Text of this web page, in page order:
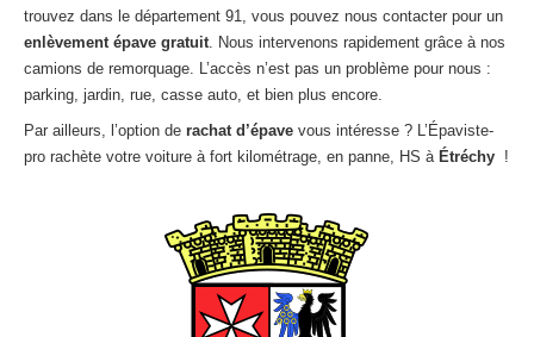
trouvez dans le département 91, vous pouvez nous contacter pour un
enlèvement épave gratuit. Nous intervenons rapidement grâce à nos
camions de remorquage. L’accès n’est pas un problème pour nous :
parking, jardin, rue, casse auto, et bien plus encore.
Par ailleurs, l’option de rachat d’épave vous intéresse ? L’Épaviste-
pro rachète votre voiture à fort kilométrage, en panne, HS à Étréchy !